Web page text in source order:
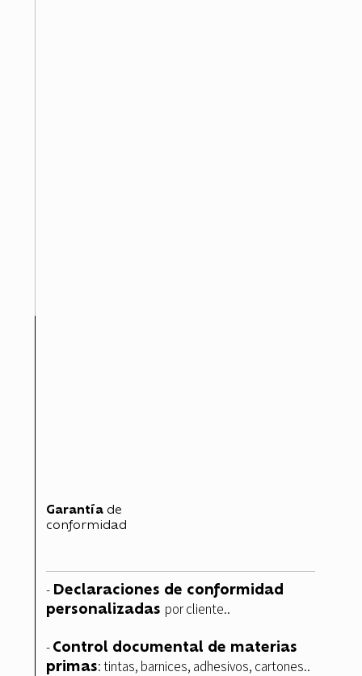
Garantía de
conformidad
- Declaraciones de conformidad
personalizadas por cliente..
-Control documental de materias
primas: tintas, barnices, adhesivos, cartones..